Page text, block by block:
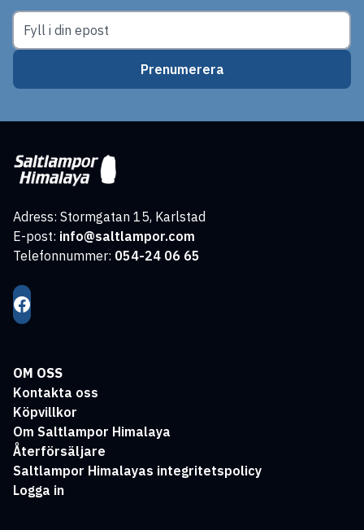
Prenumerera
Adress: Stormgatan 15, Karlstad
E-post: info@saltlampor.com
Telefonnummer: 054-24 06 65
OM OSS
Kontakta oss
Köpvillkor
Om Saltlampor Himalaya
Återförsäljare
Saltlampor Himalayas integritetspolicy
Logga in